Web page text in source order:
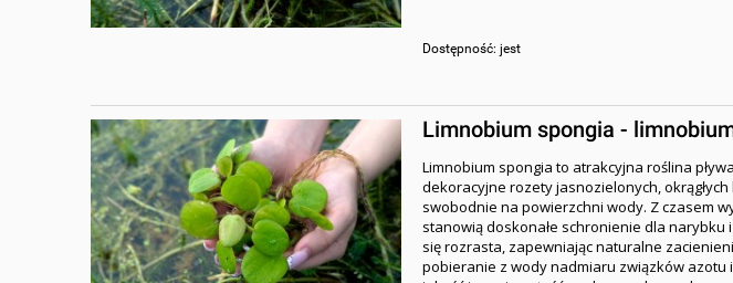
Dostępność: jest
Limnobium spongia -
Limnobium spongia to atrakcyjna roślina
dekoracyjne rozety jasnozielonych,
swobodnie na powierzchni wody. Z czasem
stanowią doskonałe schronienie dla
się rozrasta, zapewniając naturalne
pobieranie z wody nadmiaru związków